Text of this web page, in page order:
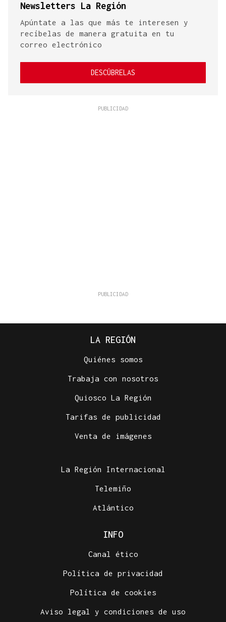
Newsletters La Región
Apúntate a las que más te interesen y
recíbelas de manera gratuita en tu
correo electrónico
DESCÚBRELAS
LA REGIÓN
Quiénes somos
Trabaja con nosotros
Quiosco La Región
Tarifas de publicidad
Venta de imágenes
La Región Internacional
Telemiño
Atlántico
INFO
Canal ético
Política de privacidad
Política de cookies
Aviso legal y condiciones de uso